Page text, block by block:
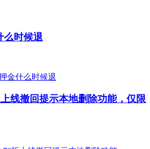
么时候退
线撤回提示本地删除功能，仅限